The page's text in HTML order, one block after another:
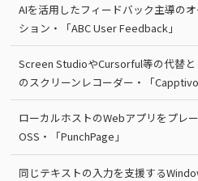
AIを活用したフィードバック主導の
ション・「ABC User Feedback」
Screen StudioやCursorful等の代替
のスクリーンレコーダー・「Capptivo
ローカルホストのWebアプリをプレ
OSS・「PunchPage」
同じテキストの入力を支援する